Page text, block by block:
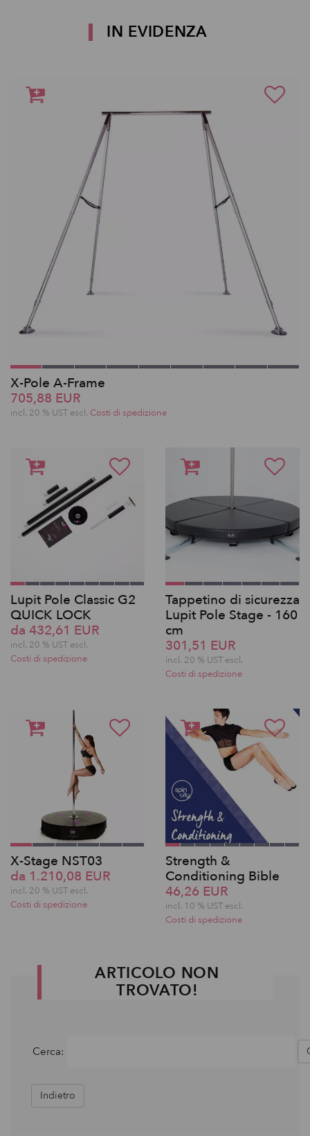
IN EVIDENZA
X-Pole A-Frame
705,88 EUR
incl. 20 % UST escl. Costi di spedizione
Lupit Pole Classic G2
QUICK LOCK
da 432,61 EUR
incl. 20 % UST escl.
Costi di spedizione
Tappetino di sicurezza
Lupit Pole Stage - 160
cm
301,51 EUR
incl. 20 % UST escl.
Costi di spedizione
X-Stage NST03
da 1.210,08 EUR
incl. 20 % UST escl.
Costi di spedizione
Strength &
Conditioning Bible
46,26 EUR
incl. 10 % UST escl.
Costi di spedizione
ARTICOLO NON
TROVATO!
Cerca:
Indietro